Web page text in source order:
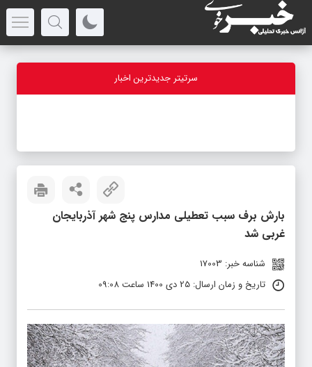
سرتیتر جدیدترین اخبار
بارش برف سبب تعطیلی مدارس پنج شهر آذربایجان
غربی شد
تاریخ و زمان ارسال: 25 دی 1400 ساعت 09:08